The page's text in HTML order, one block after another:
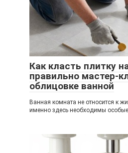
Как класть плитку
правильно мастер-
облицовке ванной
Ванная комната не относится к
именно здесь необходимы